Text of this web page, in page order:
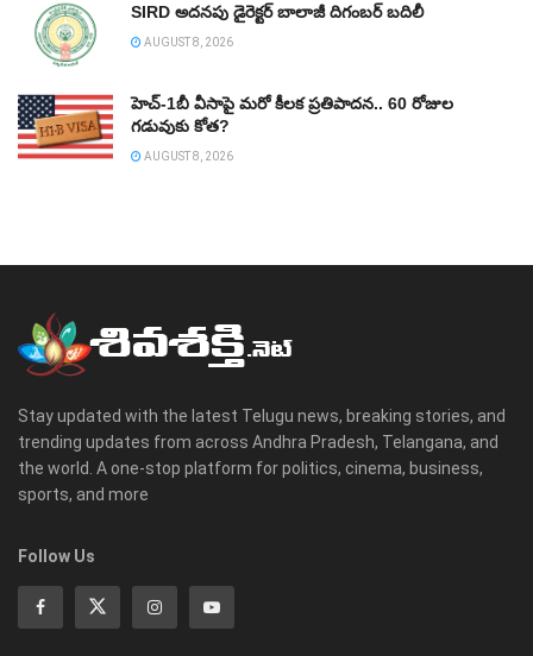
SIRD అదనపు డైరెక్టర్‌ బాలాజీ దిగంబర్‌ బదిలీ
AUGUST 8, 2026
హెచ్‌-1బీ వీసాపై మరో కీలక ప్రతిపాదన.. 60 రోజుల
గడువుకు కోత?
AUGUST 8, 2026
Stay updated with the latest Telugu news, breaking stories, and
trending updates from across Andhra Pradesh, Telangana, and
the world. A one-stop platform for politics, cinema, business,
sports, and more
Follow Us